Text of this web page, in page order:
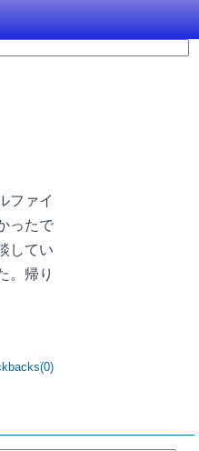
ファイ
ったで
してい
。帰り